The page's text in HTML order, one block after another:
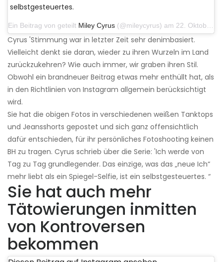
selbstgesteuertes.
Ein Beitrag von geteilt Miley Cyrus (@mileycyrus) am 22. Oktober 2019 um 11:39 Uhr PDT
Cyrus 'Stimmung war in letzter Zeit sehr denimbasiert.
Vielleicht denkt sie daran, wieder zu ihren Wurzeln im Land
zurückzukehren? Wie auch immer, wir graben ihren Stil.
Obwohl ein brandneuer Beitrag etwas mehr enthüllt hat, als
in den Richtlinien von Instagram allgemein berücksichtigt
wird.
Sie hat die obigen Fotos in verschiedenen weißen Tanktops
und Jeansshorts gepostet und sich ganz offensichtlich
dafür entschieden, für ihr persönliches Fotoshooting keinen
BH zu tragen. Cyrus schrieb über die Serie: 'Ich werde von
Tag zu Tag grundlegender. Das einzige, was das „neue Ich“
mehr liebt als ein Spiegel-Selfie, ist ein selbstgesteuertes. “
Sie hat auch mehr
Tätowierungen inmitten
von Kontroversen
bekommen